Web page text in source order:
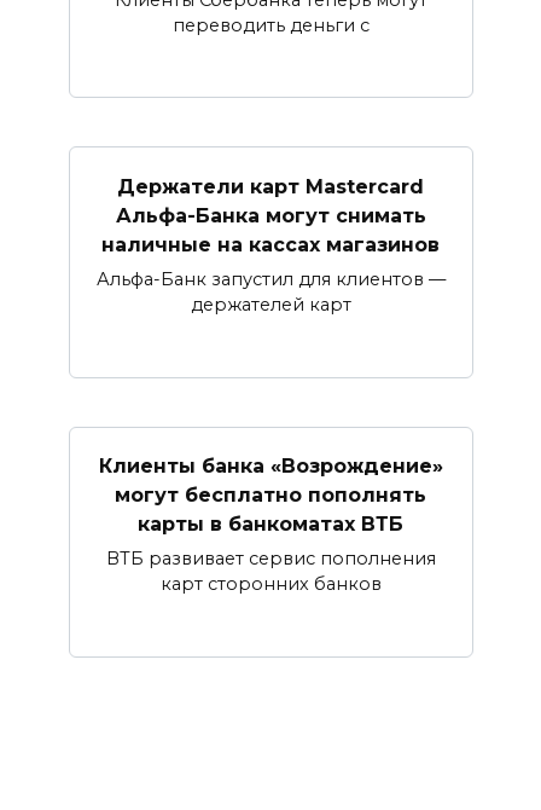
переводить деньги с
Держатели карт Mastercard
Альфа-Банка могут снимать
наличные ​на кассах магазинов​
Альфа-Банк запустил для клиентов —
держателей карт
Клиенты банка «Возрождение»
могут бесплатно пополнять
карты в банкоматах ВТБ
ВТБ развивает сервис пополнения
карт сторонних банков